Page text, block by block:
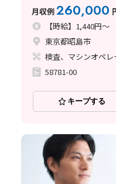
月収例260,000
【時給】1,440円～
東京都昭島市
検査、マシンオペ
58781-00
キープする